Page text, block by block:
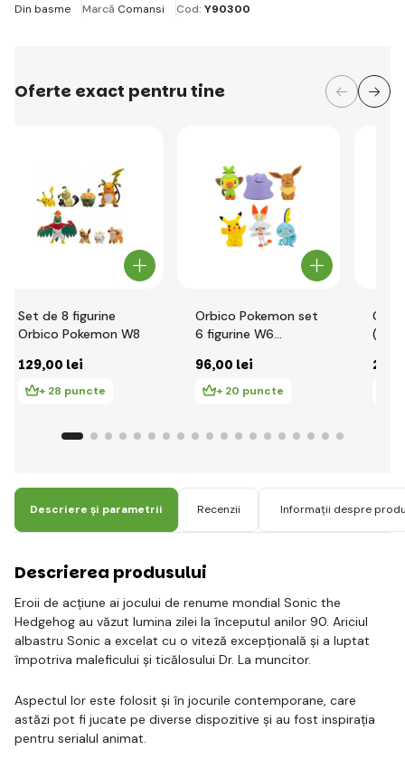
Din basme
Marcă Comansi Cod: Y90300
Oferte exact pentru tine
Set de 8 figurine
Orbico Pokemon W8
129,00 lei
+ 28 puncte
Orbico Pokemon set
6 figurine W6
Snivy, Tepig,
Oshawott, Pikachu)
96,00 lei
+ 20 puncte
23
Descriere și parametrii Recenzii Informații despre
Descrierea produsului
Eroii de acțiune ai jocului de renume mondial Sonic the
Hedgehog au văzut lumina zilei la începutul anilor 90. Ariciul
albastru Sonic a excelat cu o viteză excepțională și a luptat
împotriva maleficului și ticălosului Dr. La muncitor.
Aspectul lor este folosit și în jocurile contemporane, care
astăzi pot fi jucate pe diverse dispozitive și au fost inspirația
pentru serialul animat.